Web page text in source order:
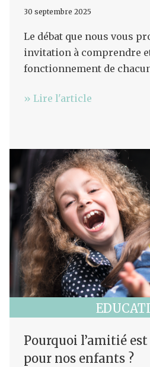
30 septembre 2025
Le débat que nous vous
invitation à comprendre
fonctionnement de
» Lire l'article
Pourquoi l’amitié
pour nos enfants ?